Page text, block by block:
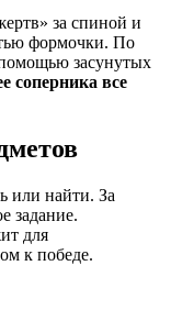
за спиной и
формочки. По
засунутых
соперника все
или найти. За
задание.
для
к победе.